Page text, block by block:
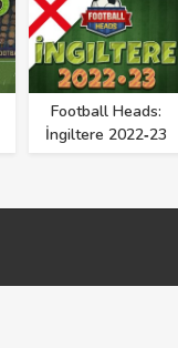
Football Heads:
İngiltere 2022‑23